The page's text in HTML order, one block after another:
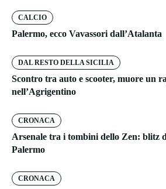
CALCIO
Palermo, ecco Vavassori dall’Atalanta
DAL RESTO DELLA SICILIA
Scontro tra auto e scooter, muore un
nell’Agrigentino
CRONACA
Arsenale tra i tombini dello Zen: blitz
Palermo
CRONACA